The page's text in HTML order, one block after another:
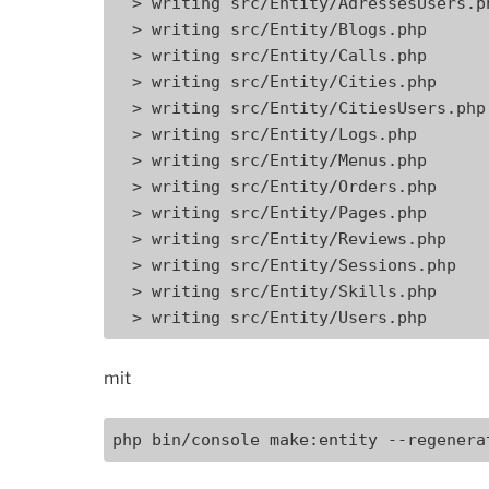
  > writing src/Entity/Users.php
mit
php bin/console make:entity --